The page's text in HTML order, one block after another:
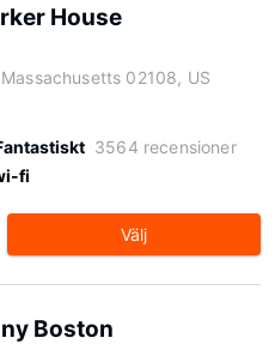
House
02108, US
3564 recensioner
fi
Välj
Boston